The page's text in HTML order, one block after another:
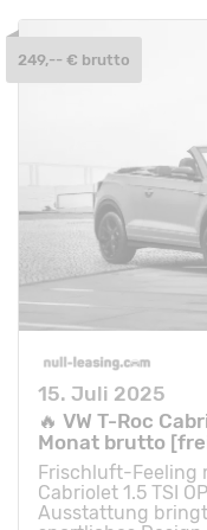
15. Juli 2025
🔥 VW T-Roc
Monat brutto
Frischluft-Feeling
Cabriolet 1.5 TSI
Ausstattung
249,-- € brutto